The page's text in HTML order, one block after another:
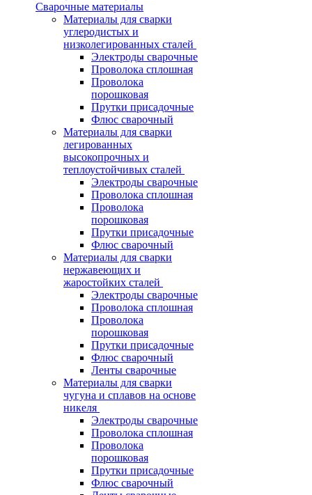
Сварочные материалы
Материалы для сварки
углеродистых и
низколегированных сталей
Электроды сварочные
Проволока сплошная
Проволока
порошковая
Прутки присадочные
Флюс сварочный
Материалы для сварки
легированных
высокопрочных и
теплоустойчивых сталей
Электроды сварочные
Проволока сплошная
Проволока
порошковая
Прутки присадочные
Флюс сварочный
Материалы для сварки
нержавеющих и
жаростойких сталей
Электроды сварочные
Проволока сплошная
Проволока
порошковая
Прутки присадочные
Флюс сварочный
Ленты сварочные
Материалы для сварки
чугуна и сплавов на основе
никеля
Электроды сварочные
Проволока сплошная
Проволока
порошковая
Прутки присадочные
Флюс сварочный